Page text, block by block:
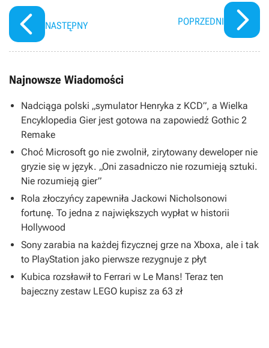
NASTĘPNY POPRZEDNI
Najnowsze Wiadomości
Nadciąga polski „symulator Henryka z KCD”, a Wielka
Encyklopedia Gier jest gotowa na zapowiedź Gothic 2
Remake
Choć Microsoft go nie zwolnił, zirytowany deweloper nie
gryzie się w język. „Oni zasadniczo nie rozumieją sztuki.
Nie rozumieją gier”
Rola złoczyńcy zapewniła Jackowi Nicholsonowi
fortunę. To jedna z największych wypłat w historii
Hollywood
Sony zarabia na każdej fizycznej grze na Xboxa, ale i tak
to PlayStation jako pierwsze rezygnuje z płyt
Kubica rozsławił to Ferrari w Le Mans! Teraz ten
bajeczny zestaw LEGO kupisz za 63 zł